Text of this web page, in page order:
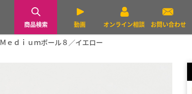
商品検索 動画 オンライン相談 お問い合わせ
Ｍｅｄｉｕｍボール８／イエロー